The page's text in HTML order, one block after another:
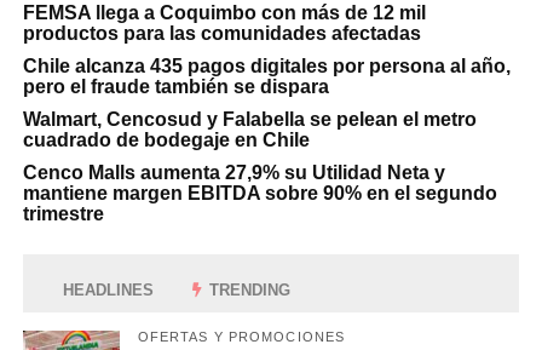
FEMSA llega a Coquimbo con más de 12 mil
productos para las comunidades afectadas
Chile alcanza 435 pagos digitales por persona al año,
pero el fraude también se dispara
Walmart, Cencosud y Falabella se pelean el metro
cuadrado de bodegaje en Chile
Cenco Malls aumenta 27,9% su Utilidad Neta y
mantiene margen EBITDA sobre 90% en el segundo
trimestre
HEADLINES TRENDING
OFERTAS Y PROMOCIONES